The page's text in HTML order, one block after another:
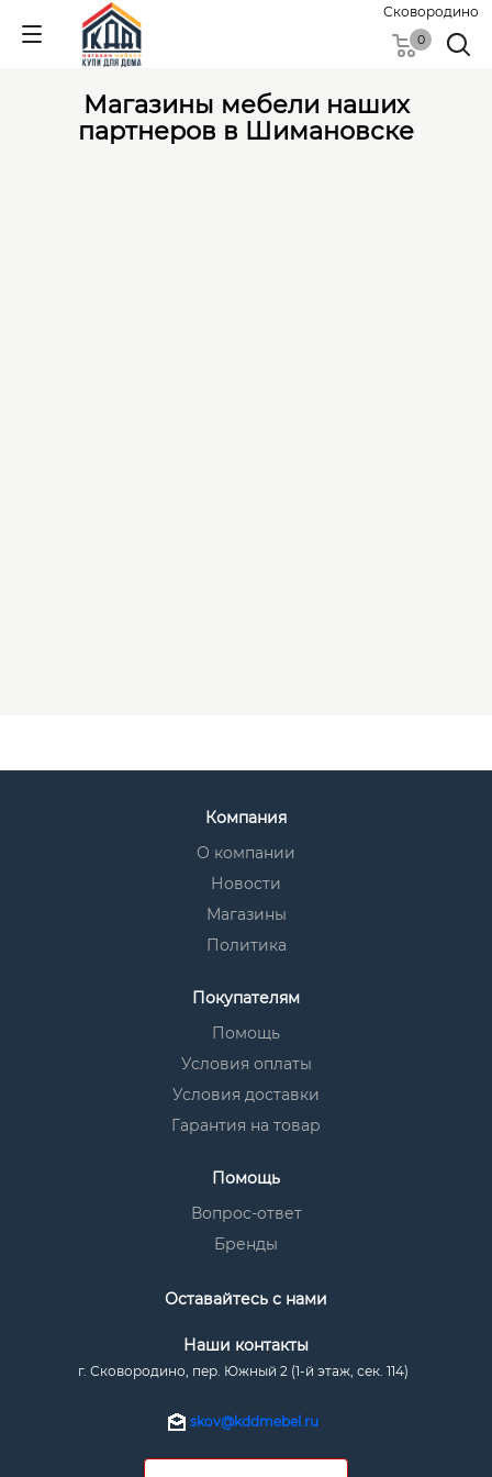
Сковородино
0
Магазины мебели наших
партнеров в Шимановске
Компания
О компании
Новости
Магазины
Политика
Покупателям
Помощь
Условия оплаты
Условия доставки
Гарантия на товар
Помощь
Вопрос-ответ
Бренды
Оставайтесь с нами
Наши контакты
г. Сковородино, пер. Южный 2 (1-й этаж, сек. 114)
skov@kddmebel.ru